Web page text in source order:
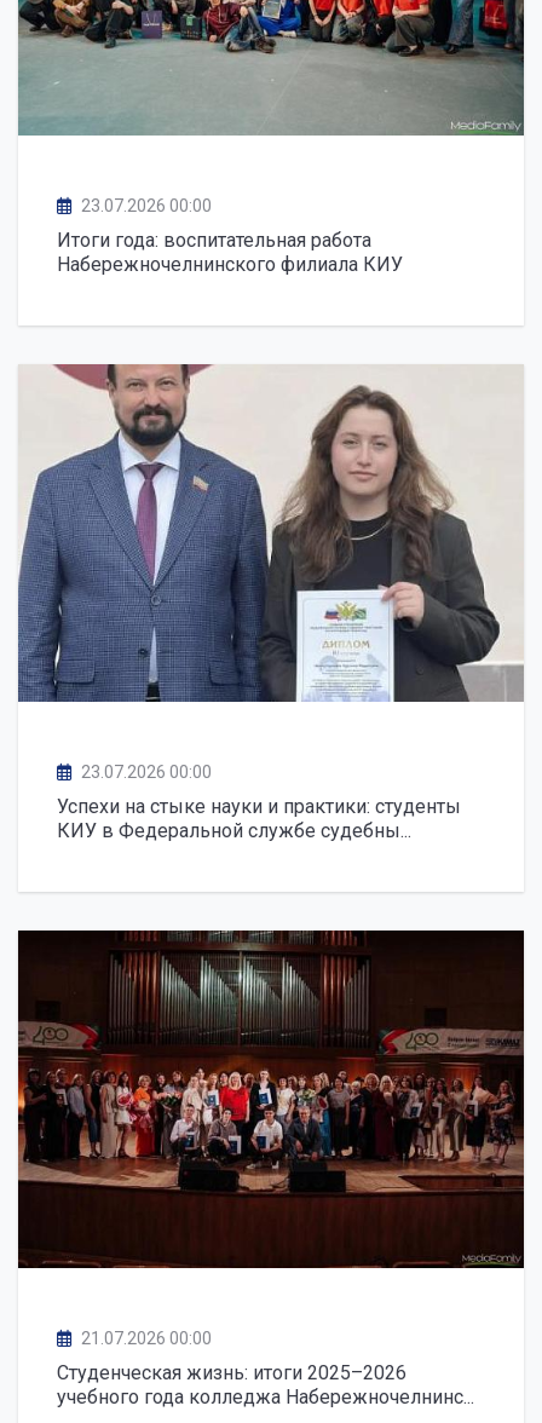
23.07.2026 00:00
Итоги года: воспитательная работа
Набережночелнинского филиала КИУ
23.07.2026 00:00
Успехи на стыке науки и практики: студенты
КИУ в Федеральной службе судебны...
21.07.2026 00:00
Студенческая жизнь: итоги 2025–2026
учебного года колледжа Набережночелнинс...